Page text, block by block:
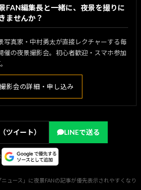
FAN編集長と一緒に、夜景を撮りに
ませんか？
写真家・中村勇太が直接レクチャーする毎
催の夜景撮影会。初心者歓迎・スマホ参加
撮影会の詳細・申し込み
ツイート） LINEで送る
ュース」に夜景FANの記事が優先表示されやすくなり